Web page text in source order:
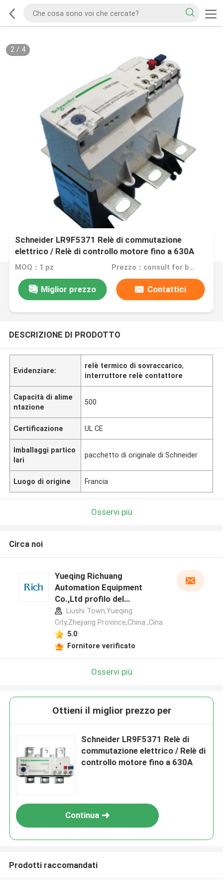
2/ 4
Schneider LR9F5371 Relè di commutazione
elettrico / Relè di controllo motore fino a 630A
MOQ：1 pz Prezzo：consult for best discount
Miglior prezzo Contattici
DESCRIZIONE DI PRODOTTO
Evidenziare:
relè termico di sovraccarico,
interruttore relè contattore
Capacità di alime
ntazione
500
Certificazione UL CE
Imballaggi partico
lari
pacchetto di originale di Schneider
Luogo di origine Francia
Osservi più
Circa noi
Yueqing Richuang
Automation Equipment
Co.,Ltd profilo del
produttore
Liushi Town,Yueqing
City,Zhejiang Province,China ,Cina
5.0
Fornitore verificato
Osservi più
Ottieni il miglior prezzo per
Schneider LR9F5371 Relè di
commutazione elettrico / Relè di
controllo motore fino a 630A
Continua
Prodotti raccomandati